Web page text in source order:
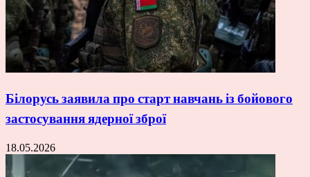
Білорусь заявила про старт навчань із бойового
застосування ядерної зброї
18.05.2026